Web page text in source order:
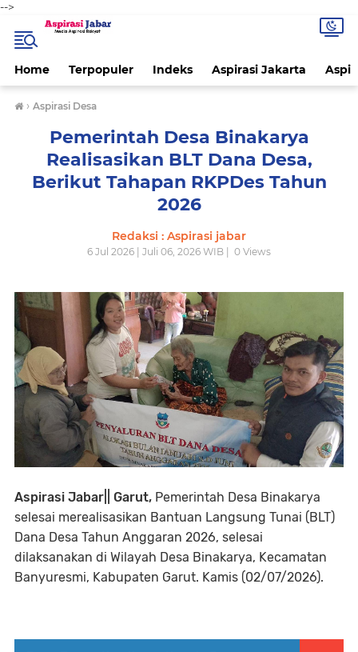
-->
Home Terpopuler Indeks Aspirasi Jakarta
› Aspirasi Desa
Pemerintah Desa Binakarya
Realisasikan BLT Dana Desa,
Berikut Tahapan RKPDes Tahun
2026
Redaksi : Aspirasi jabar
6 Jul 2026 | Juli 06, 2026 WIB | 0 Views
Aspirasi Jabar|| Garut, Pemerintah Desa Binakarya
selesai merealisasikan Bantuan Langsung Tunai (BLT)
Dana Desa Tahun Anggaran 2026, selesai
dilaksanakan di Wilayah Desa Binakarya, Kecamatan
Banyuresmi, Kabupaten Garut. Kamis (02/07/2026).